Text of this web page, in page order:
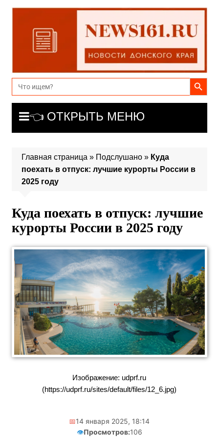
Перейти
содержимому
Search
for:
Search Button
👈 ОТКРЫТЬ МЕНЮ
Главная страница » Подслушано» Куда
поехать в отпуск: лучшие курорты России в
2025 году
Куда поехать в отпуск: лучшие
курорты России в 2025 году
Изображение: udprf.ru
(https://udprf.ru/sites/default/files/12_6.jpg)
📅14 января 2025, 18:14
👁️Просмотров:106